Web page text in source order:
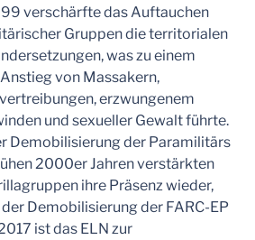
verschärfte das Auftauchen
Gruppen die territorialen
was zu einem
von Massakern,
erzwungenem
und sexueller Gewalt führte.
Demobilisierung der Paramilitärs
2000er Jahren verstärkten
ihre Präsenz wieder,
Demobilisierung der FARC-EP
ist das ELN zur